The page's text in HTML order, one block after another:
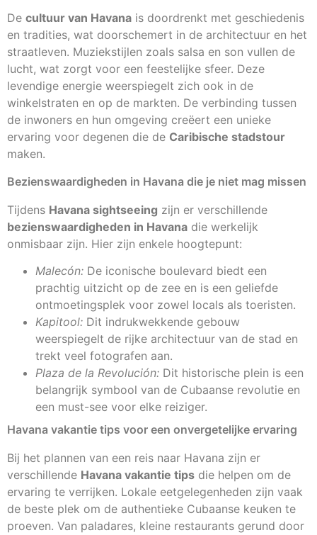
De cultuur van Havana is doordrenkt met geschiedenis
en tradities, wat doorschemert in de architectuur en het
straatleven. Muziekstijlen zoals salsa en son vullen de
lucht, wat zorgt voor een feestelijke sfeer. Deze
levendige energie weerspiegelt zich ook in de
winkelstraten en op de markten. De verbinding tussen
de inwoners en hun omgeving creëert een unieke
ervaring voor degenen die de Caribische stadstour
maken.
Bezienswaardigheden in Havana die je niet mag missen
Tijdens Havana sightseeing zijn er verschillende
bezienswaardigheden in Havana die werkelijk
onmisbaar zijn. Hier zijn enkele hoogtepunt:
Malecón: De iconische boulevard biedt een
prachtig uitzicht op de zee en is een geliefde
ontmoetingsplek voor zowel locals als toeristen.
Kapitool: Dit indrukwekkende gebouw
weerspiegelt de rijke architectuur van de stad en
trekt veel fotografen aan.
Plaza de la Revolución: Dit historische plein is een
belangrijk symbool van de Cubaanse revolutie en
een must-see voor elke reiziger.
Havana vakantie tips voor een onvergetelijke ervaring
Bij het plannen van een reis naar Havana zijn er
verschillende Havana vakantie tips die helpen om de
ervaring te verrijken. Lokale eetgelegenheden zijn vaak
de beste plek om de authentieke Cubaanse keuken te
proeven. Van paladares, kleine restaurants gerund door